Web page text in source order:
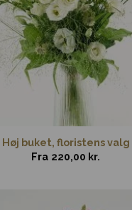
Høj buket, floristens valg
Fra 220,00 kr.